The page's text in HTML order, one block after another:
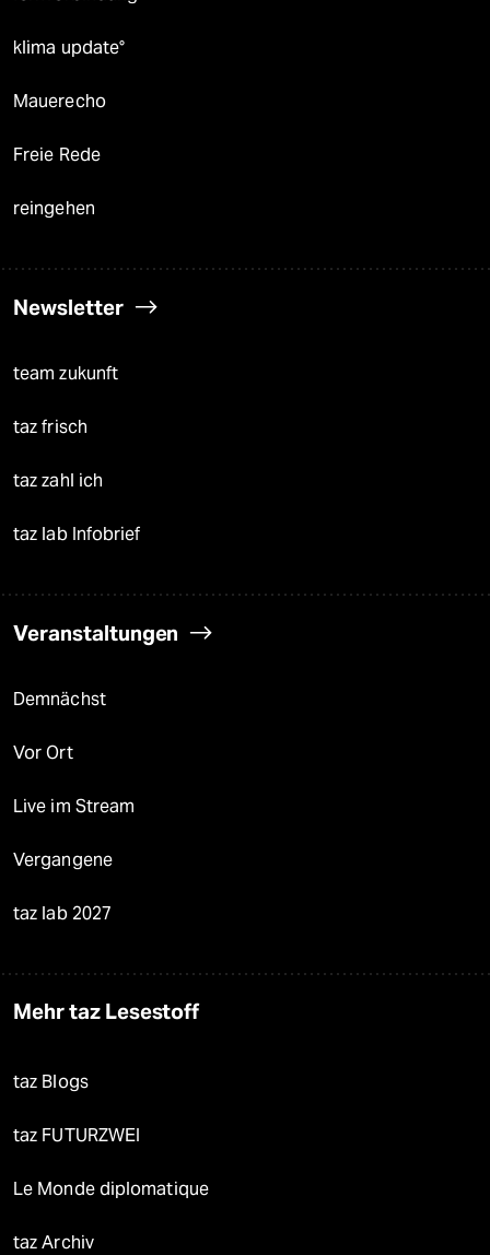
klima update°
Mauerecho
Freie Rede
reingehen
Newsletter
team zukunft
taz frisch
taz zahl ich
taz lab Infobrief
Veranstaltungen
Demnächst
Vor Ort
Live im Stream
Vergangene
taz lab 2027
Mehr taz Lesestoff
taz Blogs
taz FUTURZWEI
Le Monde diplomatique
taz Archiv